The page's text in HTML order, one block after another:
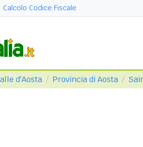
Calcolo Codice Fiscale
d'Aosta Provincia di Aosta